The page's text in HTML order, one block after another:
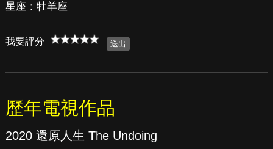
星座：牡羊座
我要評分
歷年電視作品
2020 還原人生 The Undoing